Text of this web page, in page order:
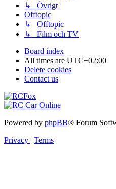
↳ Övrigt
Offtopic
↳ Offtopic
↳ Film och TV
Board index
All times are UTC+02:00
Delete cookies
Contact us
Powered by phpBB® Forum
Privacy | Terms